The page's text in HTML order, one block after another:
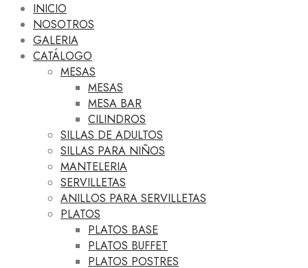
INICIO
NOSOTROS
GALERIA
CATÁLOGO
MESAS
MESAS
MESA BAR
CILINDROS
SILLAS DE ADULTOS
SILLAS PARA NIÑOS
MANTELERIA
SERVILLETAS
ANILLOS PARA SERVILLETAS
PLATOS
PLATOS BASE
PLATOS BUFFET
PLATOS POSTRES